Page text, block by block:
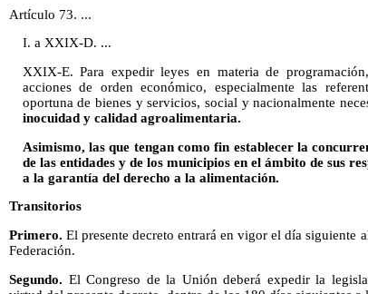
Artículo 73. ...
I. a XXIX-D. ...
XXIX-E. Para expedir leyes en materia de
acciones de orden económico, especialmente las
oportuna de bienes y servicios, social y nacionalmente
inocuidad y calidad agroalimentaria.
Asimismo, las que tengan como fin establecer la
de las entidades y de los municipios en el ámbito de sus
a la garantía del derecho a la alimentación.
Transitorios
Primero. El presente decreto entrará en vigor el día
Federación.
Segundo. El Congreso de la Unión deberá expedir la